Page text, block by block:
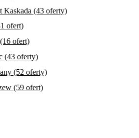
Kaskada (43 oferty)
ofert)
ofert)
(43 oferty)
(52 oferty)
(59 ofert)